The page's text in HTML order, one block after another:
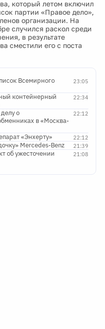
который летом включил
партии «Правое дело»,
организации. На
случился раскол среди
в результате
сместили его с поста
23:05
Всемирного
22:34
контейнерный
22:12
о
в «Москва-
22:12
«Энхерту»
21:39
Mercedes-Benz
21:08
об ужесточении